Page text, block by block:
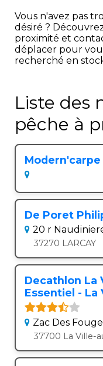
Vous n'avez pas
désiré ?
proximité et
déplacer pour
recherché en
Liste des
pêche à
Modern'carpe
De Poret
20 r
37270 LARCAY
Decathlon La
Essentiel - La
Zac Des
37700 La Ville-